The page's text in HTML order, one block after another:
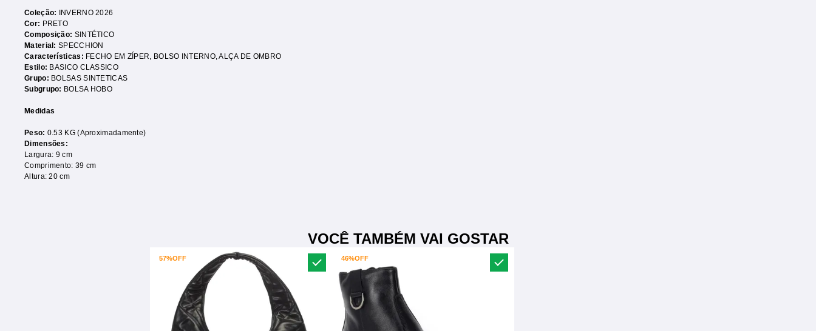
Coleção:
INVERNO 2026
Cor: PRETO
Composição: SINTÉTICO
Material: SPECCHION
Características: FECHO EM ZÍPER, BOLSO INTERNO,ALÇA DE OMBRO
Estilo: BASICO CLASSICO
Grupo: BOLSAS SINTETICAS
Subgrupo: BOLSA HOBO
Medidas
Peso: 0.53 KG (Aproximadamente)
Dimensões:
Largura: 9 cm
Comprimento: 39 cm
Altura: 20 cm
VOCÊ TAMBÉM VAI GOSTAR
57%OFF 46%OFF